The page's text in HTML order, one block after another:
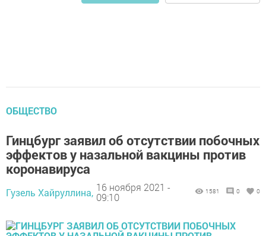
ОБЩЕСТВО
Гинцбург заявил об отсутствии побочных
эффектов у назальной вакцины против
коронавируса
Гузель Хайруллина, 16 ноября 2021 -
09:10
1581 0 0